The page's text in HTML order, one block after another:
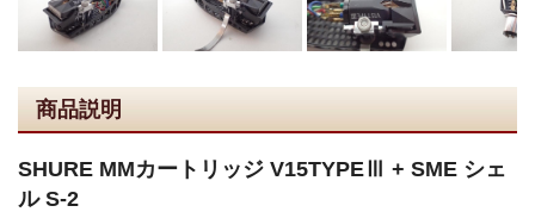
商品説明
SHURE MMカートリッジ V15TYPEⅢ + SME シェ
ル S-2